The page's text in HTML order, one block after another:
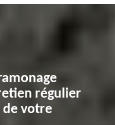
régulier
votre